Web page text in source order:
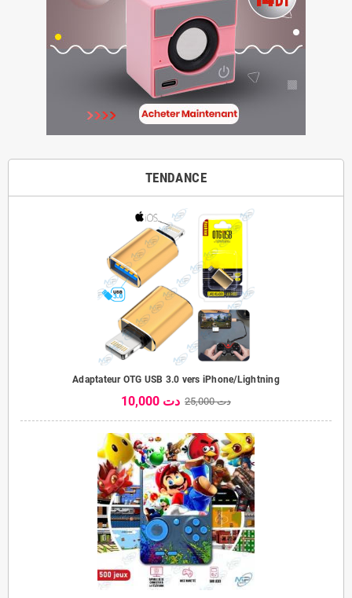
TENDANCE
Adaptateur OTG USB 3.0 vers iPhone/Lightning
10,000 دت 25,000 دت